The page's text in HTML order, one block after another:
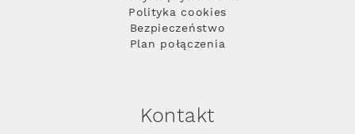
Polityka cookies
Bezpieczeństwo
Plan połączenia
Kontakt